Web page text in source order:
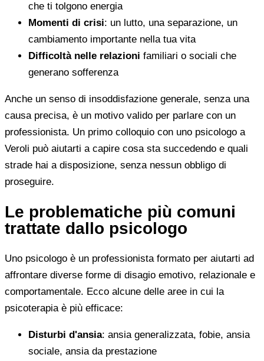
che ti tolgono energia
Momenti di crisi: un lutto, una separazione, un
cambiamento importante nella tua vita
Difficoltà nelle relazioni familiari o sociali che
generano sofferenza
Anche un senso di insoddisfazione generale, senza una
causa precisa, è un motivo valido per parlare con un
professionista. Un primo colloquio con uno psicologo a
Veroli può aiutarti a capire cosa sta succedendo e quali
strade hai a disposizione, senza nessun obbligo di
proseguire.
Le problematiche più comuni
trattate dallo psicologo
Uno psicologo è un professionista formato per aiutarti ad
affrontare diverse forme di disagio emotivo, relazionale e
comportamentale. Ecco alcune delle aree in cui la
psicoterapia è più efficace:
Disturbi d'ansia: ansia generalizzata, fobie, ansia
sociale, ansia da prestazione